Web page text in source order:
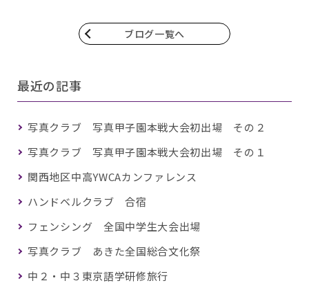
ブログ一覧へ
最近の記事
写真クラブ 写真甲子園本戦大会初出場 その２
写真クラブ 写真甲子園本戦大会初出場 その１
関西地区中高YWCAカンファレンス
ハンドベルクラブ 合宿
フェンシング 全国中学生大会出場
写真クラブ あきた全国総合文化祭
中２・中３東京語学研修旅行